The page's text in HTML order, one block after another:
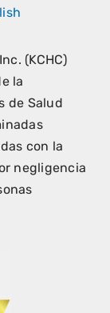
(KCHC)
la
de Salud
con la
negligencia